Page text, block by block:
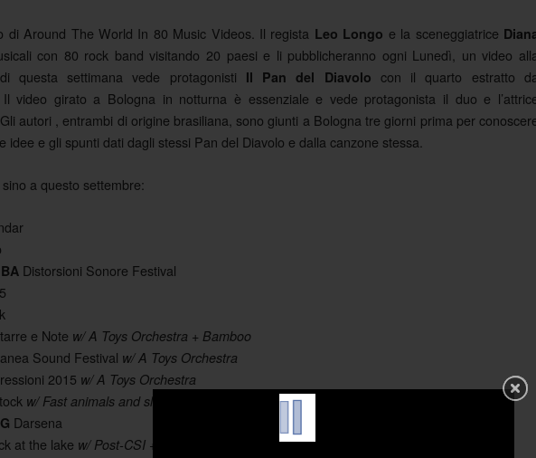
di Around The World In 80 Music Videos. Il regista Leo Longo e la sceneggiatrice
con 80 rock band visitando 20 paesi e li pubblicheranno ogni Lunedì, un video
questa settimana vede protagonisti Il Pan del Diavolo con il quarto estratto
video girato a Bologna in notturna è essenziale e vede protagonista il duo e
. Gli autori , entrambi di origine brasiliana, sono giunti a Bologna tre giorni prima per
idee e gli spunti dati dagli stessi Pan del Diavolo e dalla canzone stessa.
a questo settembre:
Distorsioni Sonore Festival
e Note w/ A Toys Orchestra + Bamboo
Sound Festival w/ A Toys Orchestra
2015 w/ A Toys Orchestra
w/ Fast animals and slow kids
Darsena
at the lake w/ Post-CSI + Edda + MarleneKuntz